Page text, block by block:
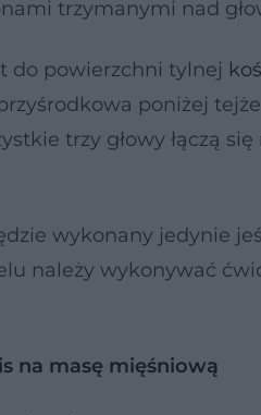
trzymanymi nad
do powierzchni tylnej
poniżej
trzy głowy łączą
wykonany jedynie
należy wykonywać
na masę mięśniową